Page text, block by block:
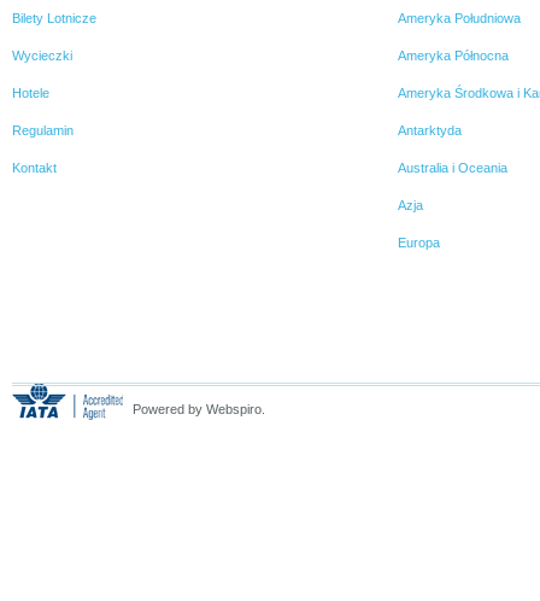
Bilety Lotnicze
Wycieczki
Hotele
Regulamin
Kontakt
Ameryka Południowa
Ameryka Północna
Ameryka Środkowa i
Antarktyda
Australia i Oceania
Azja
Europa
Powered by Webspiro.